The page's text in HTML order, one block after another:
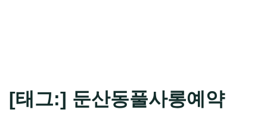
[태그:] 둔산동풀사롱예약